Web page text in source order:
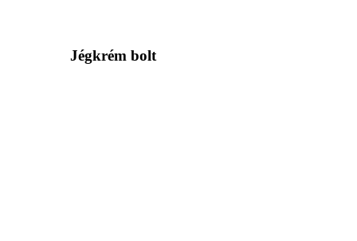
Jégkrém bolt